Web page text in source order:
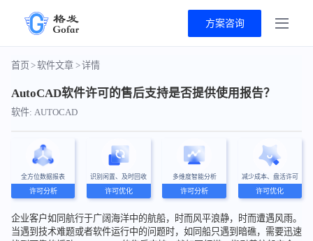
方案咨询
首页>软件文章 >详情
AutoCAD软件许可的售后支持是否提供使用报告？
软件: AUTOCAD
全方位数据报表
许可分析
识别闲置、及时回收
许可优化
多维度智能分析
许可分析
减少成本、盘活许可
许可优化
企业客户如同航行于广阔海洋中的航船，时而风平浪静，时而遭遇风雨。
当遇到技术难题或者软件运行中的问题时，如同船只遇到暗礁，需要迅速